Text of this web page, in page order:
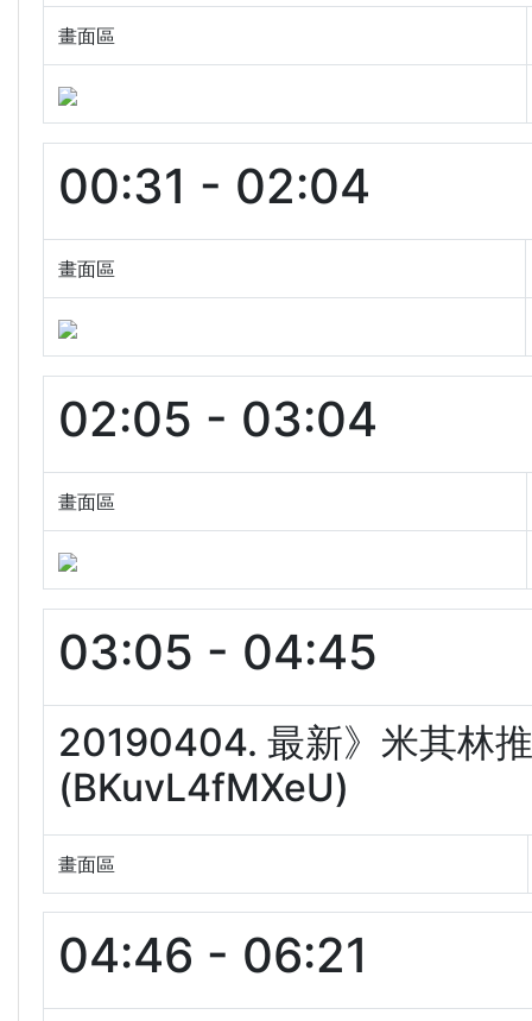
畫面區
00:31 - 02:04
畫面區
02:05 - 03:04
畫面區
03:05 - 04:45
20190404. 最新》米其林
(BKuvL4fMXeU)
畫面區
04:46 - 06:21